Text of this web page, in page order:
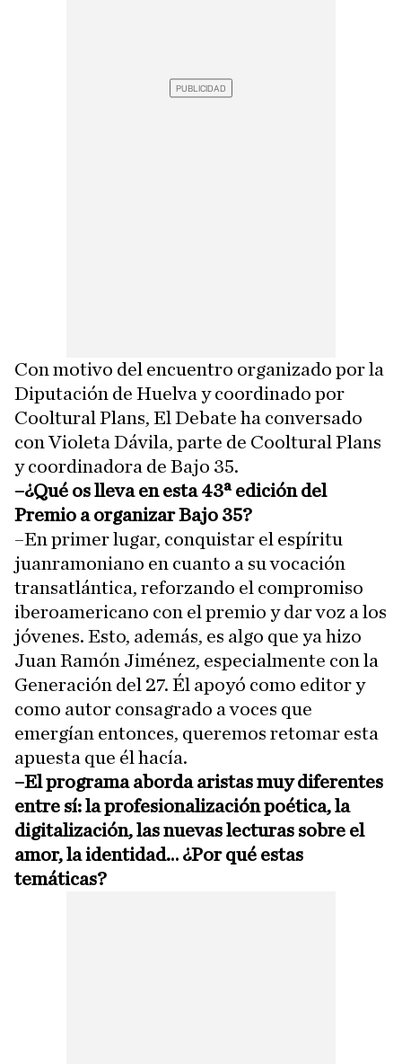
Con motivo del encuentro organizado por la
Diputación de Huelva y coordinado por
Cooltural Plans, El Debate ha conversado
con Violeta Dávila, parte de Cooltural Plans
y coordinadora de Bajo 35.
–¿Qué os lleva en esta 43ª edición del
Premio a organizar Bajo 35?
–En primer lugar, conquistar el espíritu
juanramoniano en cuanto a su vocación
transatlántica, reforzando el compromiso
iberoamericano con el premio y dar voz a los
jóvenes. Esto, además, es algo que ya hizo
Juan Ramón Jiménez, especialmente con la
Generación del 27. Él apoyó como editor y
como autor consagrado a voces que
emergían entonces, queremos retomar esta
apuesta que él hacía.
–El programa aborda aristas muy diferentes
entre sí: la profesionalización poética, la
digitalización, las nuevas lecturas sobre el
amor, la identidad… ¿Por qué estas
temáticas?